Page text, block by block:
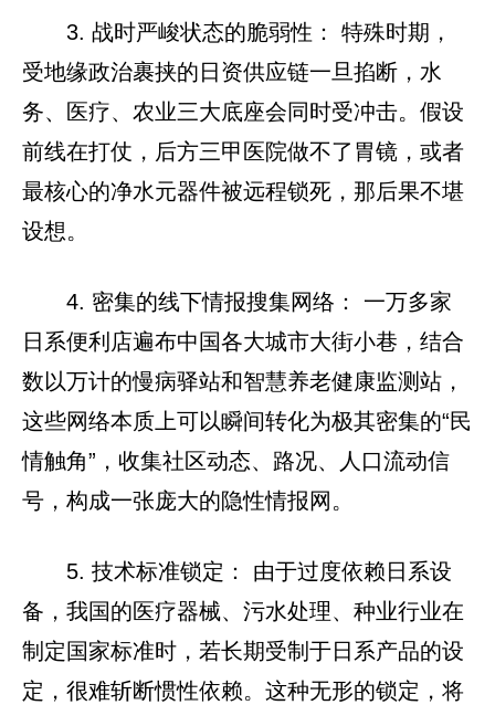
3. 战时严峻状态的脆弱性： 特殊时期，
受地缘政治裹挟的日资供应链一旦掐断，水
务、医疗、农业三大底座会同时受冲击。假设
前线在打仗，后方三甲医院做不了胃镜，或者
最核心的净水元器件被远程锁死，那后果不堪
设想。
4. 密集的线下情报搜集网络： 一万多家
日系便利店遍布中国各大城市大街小巷，结合
数以万计的慢病驿站和智慧养老健康监测站，
这些网络本质上可以瞬间转化为极其密集的“民
情触角”，收集社区动态、路况、人口流动信
号，构成一张庞大的隐性情报网。
5. 技术标准锁定： 由于过度依赖日系设
备，我国的医疗器械、污水处理、种业行业在
制定国家标准时，若长期受制于日系产品的设
定，很难斩断惯性依赖。这种无形的锁定，将